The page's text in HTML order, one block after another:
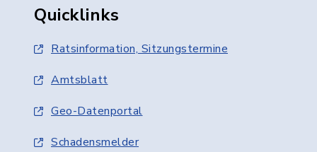
Quicklinks
Ratsinformation, Sitzungstermine
Amtsblatt
Geo-Datenportal
Schadensmelder